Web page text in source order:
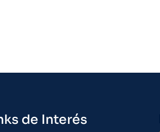
de Interés